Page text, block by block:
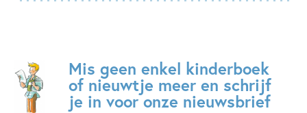
Mis geen enkel kinderboek
of nieuwtje meer en schrijf
je in voor onze nieuwsbrief